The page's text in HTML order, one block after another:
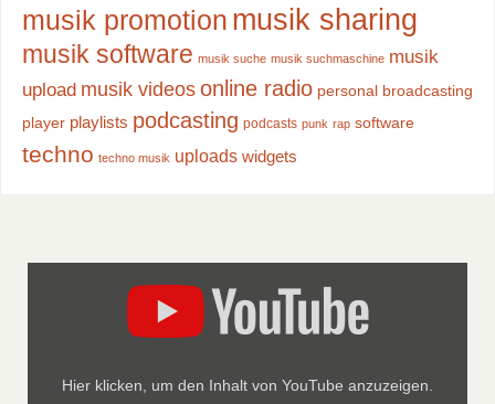
musik promotion musik sharing
musik software musik suche musik suchmaschine musik
upload musik videos online radio personal broadcasting
player playlists podcasting podcasts punk rap software
techno techno musik uploads widgets
Hier klicken, um den Inhalt von YouTube anzuzeigen.